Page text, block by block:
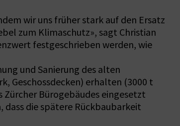
wir uns früher stark auf den Ersatz
zum Klimaschutz», sagt Christian
festgeschrieben werden, wie
und Sanierung des alten
Geschossdecken) erhalten (3000 t
Zürcher Bürogebäudes eingesetzt
die spätere Rückbaubarkeit